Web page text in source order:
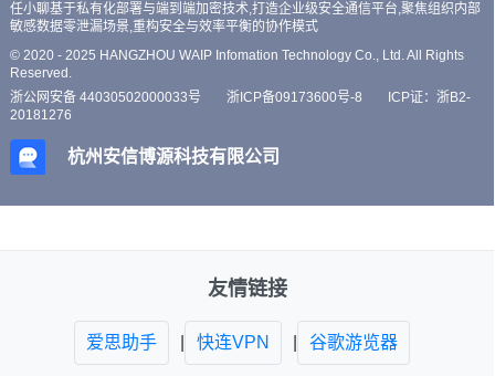
任小聊基于私有化部署与端到端加密技术,打造企业级安全通信平台,聚焦组织内部
敏感数据零泄漏场景,重构安全与效率平衡的协作模式
© 2020 - 2025 HANGZHOU WAIP Infomation Technology Co., Ltd. All Rights
Reserved.
浙公网安备 44030502000033号
浙ICP备09173600号-8
ICP证：浙B2-
20181276
杭州安信博源科技有限公司
友情链接
爱思助手 快连VPN 谷歌游览器